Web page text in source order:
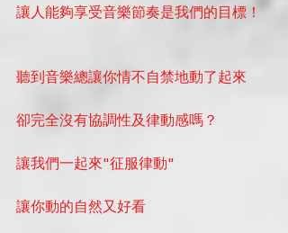
讓人能夠享受音樂節奏是我們的目標！
聽到音樂總讓你情不自禁地動了起來
卻完全沒有協調性及律動感嗎？
讓我們一起來"征服律動"
讓你動的自然又好看